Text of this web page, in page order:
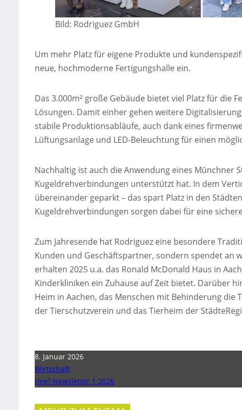
Bild: Rodriguez GmbH
Um mehr Platz für eigene Produkte und
neue, hochmoderne Fertigungshalle ein.
Das 3.000m² große Gebäude bietet viel Platz für die
Lösungen. Damit einher gehen weitere
stabile Produktionsabläufe, auch dank eines
Lüftungsanlage und LED-Beleuchtung für einen
Nachhaltig ist auch die Anwendung eines Münchner
Kugeldrehverbindungen unterstützt hat. In dem
übereinander geparkt – das spart Platz in den
Kugeldrehverbindungen sorgen dabei für eine
Zum Jahresende hat Rodriguez eine besondere
Kunden und Geschäftspartner, sondern spendet an
erhalten 2025 u.a. das Ronald McDonald Haus in
Kinderkliniken ein Zuhause auf Zeit bietet. Darüber
Heim in Aachen, das Menschen mit Behinderung
der Tierschutzverein und das Tierheim der
8. Januar 2026
Wirtschaft
[me] Newsletter 1 2026